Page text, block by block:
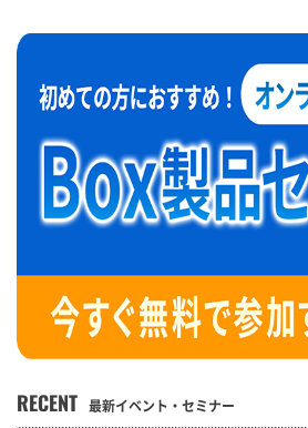
RECENT 最新イベント・セミナー